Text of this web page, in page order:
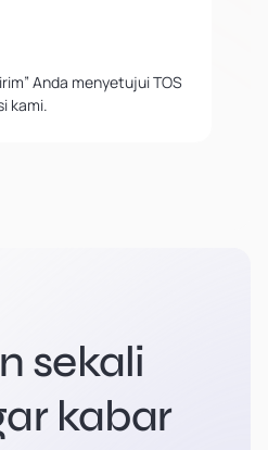
Anda menyetujui TOS
kami.
sekali
kabar